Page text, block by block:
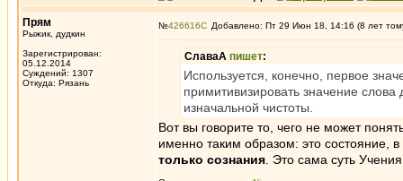
Прям
Рыжик, дудкин
Зарегистрирован:
05.12.2014
Суждений: 1307
Откуда: Рязань
№426616 Добавлено: Пт 29 Июн 18, 14:16 (8 лет
СлаваА пишет:
Используется, конечно, первое
примитивизировать значение
изначальной чистоты.
Вот вы говорите то, чего не может
именно таким образом: это состояние,
только сознания . Это сама суть